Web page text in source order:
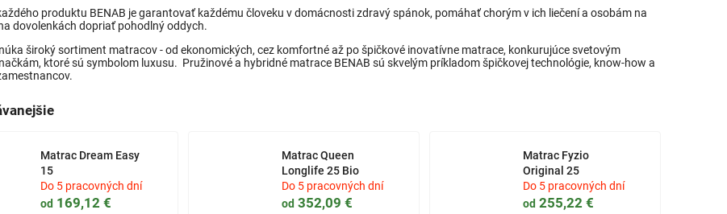
produktu BENAB je garantovať každému človeku v domácnosti zdravý spánok, pomáhať chorým v ich liečení a osobám na
dovolenkách dopriať pohodlný oddych.
široký sortiment matracov - od ekonomických, cez komfortné až po špičkové inovatívne matrace, konkurujúce svetovým
ktoré sú symbolom luxusu. Pružinové a hybridné matrace BENAB sú skvelým príkladom špičkovej technológie, know-how a
Matrac Dream Easy
15
Do 5 pracovných dní
od 169,12 €
Matrac Queen
Longlife 25 Bio
Do 5 pracovných dní
od 352,09 €
Matrac Fyzio
Original 25
Do 5 pracovných dní
od 255,22 €